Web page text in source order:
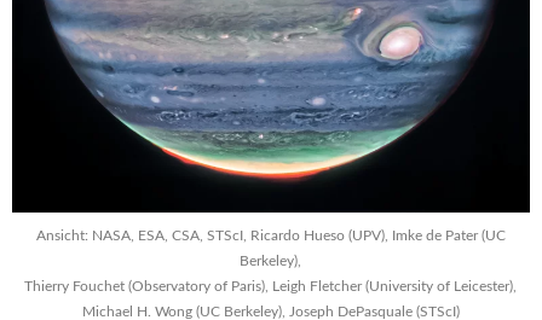
Ansicht: NASA, ESA, CSA, STScI, Ricardo Hueso (UPV), Imke de Pater (UC
Berkeley),
Thierry Fouchet (Observatory of Paris), Leigh Fletcher (University of Leicester),
Michael H. Wong (UC Berkeley), Joseph DePasquale (STScI)